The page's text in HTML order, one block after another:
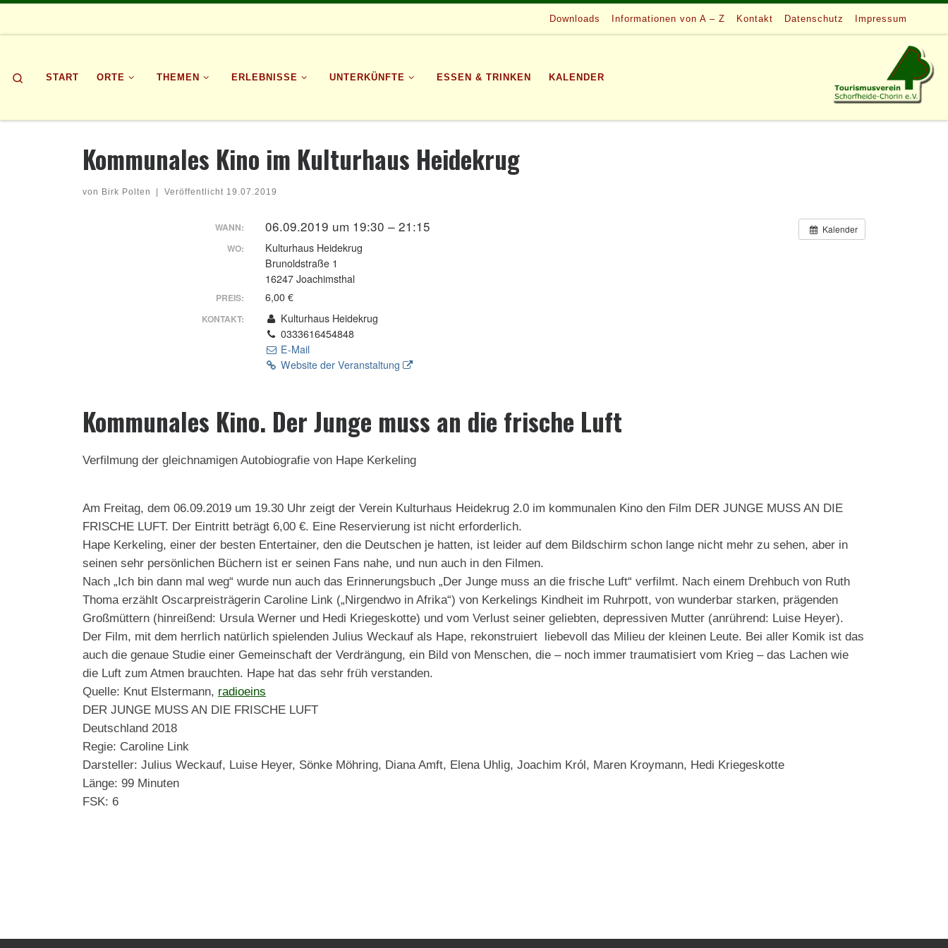
Downloads Informationen von A – Z Kontakt Datenschutz Impressum
START ORTE THEMEN ERLEBNISSE UNTERKÜNFTE ESSEN & TRINKEN KALENDER
Search
Kommunales Kino im Kulturhaus Heidekrug
von Birk Polten | Veröffentlicht 19.07.2019
Kalender
WANN: 06.09.2019 um 19:30 – 21:15
WO:
Kulturhaus Heidekrug
Brunoldstraße 1
16247 Joachimsthal
PREIS: 6,00 €
KONTAKT:
Kulturhaus Heidekrug
0333616454848
E-Mail
Website der Veranstaltung
Kommunales Kino. Der Junge muss an die frische Luft
Verfilmung der gleichnamigen Autobiografie von Hape Kerkeling
Am Freitag, dem 06.09.2019 um 19.30 Uhr zeigt der Verein Kulturhaus Heidekrug 2.0 im kommunalen Kino den Film DER JUNGE MUSS AN DIE
FRISCHE LUFT. Der Eintritt beträgt 6,00 €. Eine Reservierung ist nicht erforderlich.
Hape Kerkeling, einer der besten Entertainer, den die Deutschen je hatten, ist leider auf dem Bildschirm schon lange nicht mehr zu sehen, aber in
seinen sehr persönlichen Büchern ist er seinen Fans nahe, und nun auch in den Filmen.
Nach „Ich bin dann mal weg“ wurde nun auch das Erinnerungsbuch „Der Junge muss an die frische Luft“ verfilmt. Nach einem Drehbuch von Ruth
Thoma erzählt Oscarpreisträgerin Caroline Link („Nirgendwo in Afrika“) von Kerkelings Kindheit im Ruhrpott, von wunderbar starken, prägenden
Großmüttern (hinreißend: Ursula Werner und Hedi Kriegeskotte) und vom Verlust seiner geliebten, depressiven Mutter (anrührend: Luise Heyer).
Der Film, mit dem herrlich natürlich spielenden Julius Weckauf als Hape, rekonstruiert liebevoll das Milieu der kleinen Leute. Bei aller Komik ist das
auch die genaue Studie einer Gemeinschaft der Verdrängung, ein Bild von Menschen, die – noch immer traumatisiert vom Krieg – das Lachen wie
die Luft zum Atmen brauchten. Hape hat das sehr früh verstanden.
Quelle: Knut Elstermann, radioeins
DER JUNGE MUSS AN DIE FRISCHE LUFT
Deutschland 2018
Regie: Caroline Link
Darsteller: Julius Weckauf, Luise Heyer, Sönke Möhring, Diana Amft, Elena Uhlig, Joachim Król, Maren Kroymann, Hedi Kriegeskotte
Länge: 99 Minuten
FSK: 6